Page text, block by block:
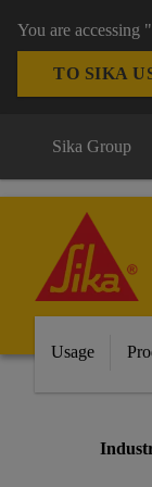
You are accessing
TO SIKA
Sika Group
Usage